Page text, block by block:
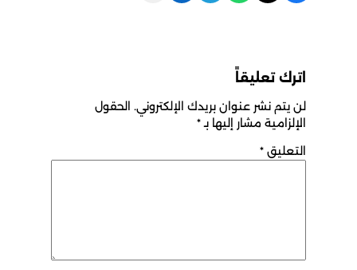
اترك تعليقاً
لن يتم نشر عنوان بريدك الإلكتروني. الحقول
الإلزامية مشار إليها بـ *
التعليق*